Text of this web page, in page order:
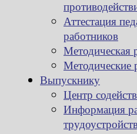
Аттестация
работников
Методическая
Методические
Выпускнику
Центр
Информация